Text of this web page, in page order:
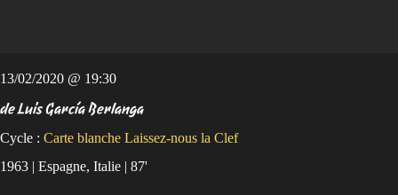
13/02/2020 @ 19:30
de Luis García Berlanga
Cycle : Carte blanche Laissez-nous la Clef
1963 | Espagne, Italie | 87'